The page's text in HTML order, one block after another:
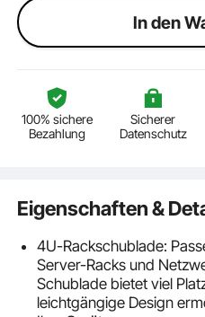
ln den
100% sichere
Bezahlung
Sicherer
Datenschutz
Eigenschaften &
4U-Rackschublade:
Server-Racks und
Schublade bietet viel
leichtgängige Design